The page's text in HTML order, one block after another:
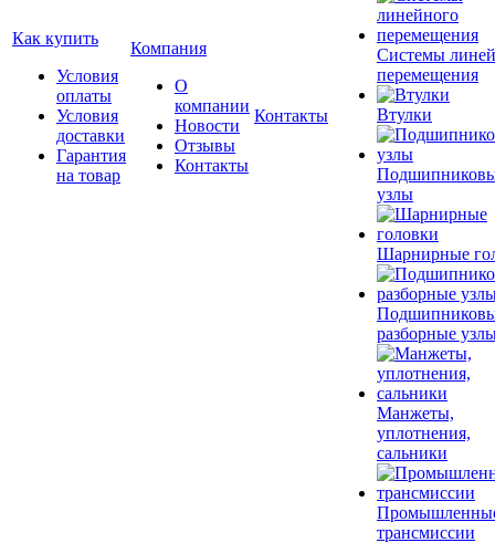
Как купить
Условия
оплаты
Условия
доставки
Гарантия
на товар
Компания
О
компании
Новости
Отзывы
Контакты
Контакты
Системы
перемещения
Втулки
узлы
Шарнирные
разборные
Манжеты,
уплотнения,
сальники
трансмиссии